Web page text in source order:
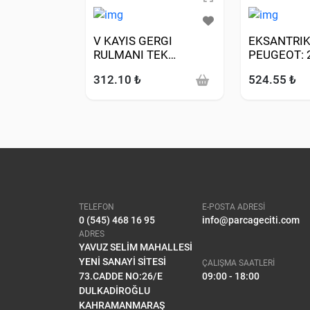
V KAYIS GERGI
RULMANI TEK
DW10TD)
312.10 ₺
5008 508 I
524.55 ₺
TELEFON
0 (545) 468 16 95
E-POSTA ADRESİ
info@parcageciti.com
ADRES
YAVUZ SELİM MAHALLESİ
YENİ SANAYİ SİTESİ
73.CADDE NO:26/E
DULKADİROĞLU
KAHRAMANMARAŞ
ÇALIŞMA SAATLERİ
09:00 - 18:00